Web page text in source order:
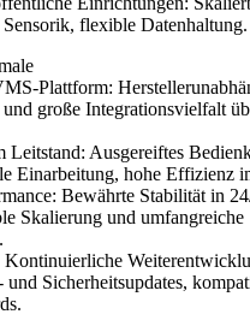
Sensorik, flexible Datenhaltung.
Plattform:
und große Integrationsvielfalt
Leitstand: Ausgereiftes
Einarbeitung, hohe Effizienz
Bewährte Stabilität in
Skalierung und umfangreiche
Kontinuierliche
und Sicherheitsupdates,